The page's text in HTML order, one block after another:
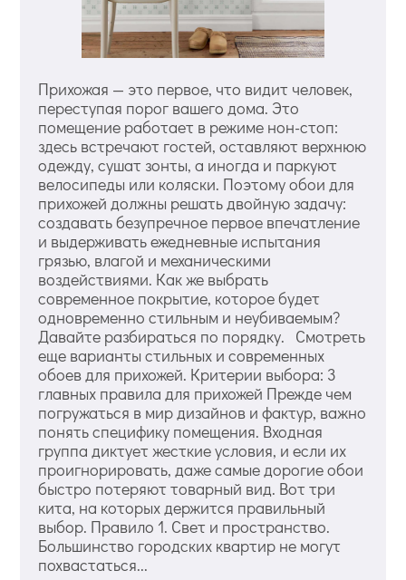
Прихожая — это первое, что видит человек,
переступая порог вашего дома. Это
помещение работает в режиме нон-стоп:
здесь встречают гостей, оставляют верхнюю
одежду, сушат зонты, а иногда и паркуют
велосипеды или коляски. Поэтому обои для
прихожей должны решать двойную задачу:
создавать безупречное первое впечатление
и выдерживать ежедневные испытания
грязью, влагой и механическими
воздействиями. Как же выбрать
современное покрытие, которое будет
одновременно стильным и неубиваемым?
Давайте разбираться по порядку. Смотреть
еще варианты стильных и современных
обоев для прихожей. Критерии выбора: 3
главных правила для прихожей Прежде чем
погружаться в мир дизайнов и фактур, важно
понять специфику помещения. Входная
группа диктует жесткие условия, и если их
проигнорировать, даже самые дорогие обои
быстро потеряют товарный вид. Вот три
кита, на которых держится правильный
выбор. Правило 1. Свет и пространство.
Большинство городских квартир не могут
похвастаться...